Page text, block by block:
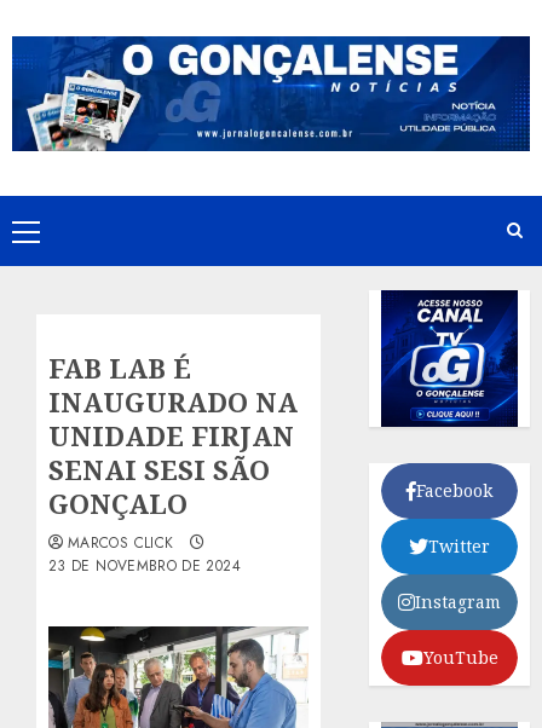
to
content
Primary
Menu
FAB LAB É
INAUGURADO NA
UNIDADE FIRJAN
SENAI SESI SÃO
GONÇALO
MARCOS CLICK
23 DE NOVEMBRO DE 2024
Facebook
Twitter
Instagram
YouTube